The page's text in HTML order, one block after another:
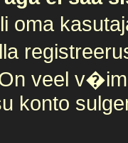
oma
veel
konto